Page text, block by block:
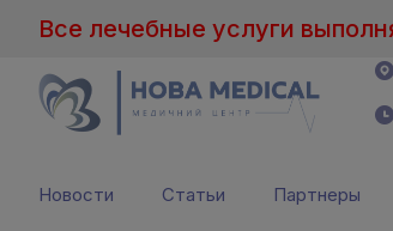
Все лечебные услуги
Новости Статьи Партнеры